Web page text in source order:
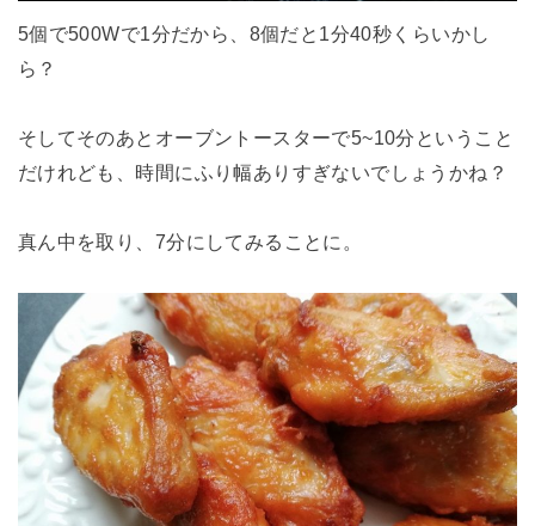
5個で500Wで1分だから、8個だと1分40秒くらいかし
ら？
そしてそのあとオーブントースターで5~10分ということ
だけれども、時間にふり幅ありすぎないでしょうかね？
真ん中を取り、7分にしてみることに。